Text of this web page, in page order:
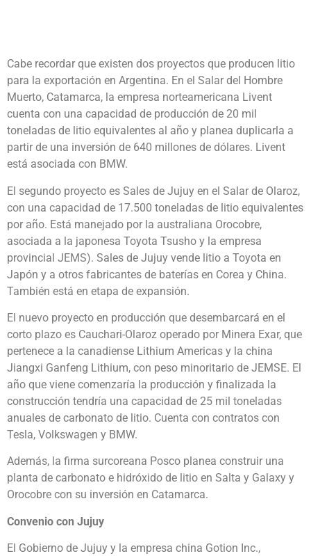
Cabe recordar que existen dos proyectos que producen litio
para la exportación en Argentina. En el Salar del Hombre
Muerto, Catamarca, la empresa norteamericana Livent
cuenta con una capacidad de producción de 20 mil
toneladas de litio equivalentes al año y planea duplicarla a
partir de una inversión de 640 millones de dólares. Livent
está asociada con BMW.
El segundo proyecto es Sales de Jujuy en el Salar de Olaroz,
con una capacidad de 17.500 toneladas de litio equivalentes
por año. Está manejado por la australiana Orocobre,
asociada a la japonesa Toyota Tsusho y la empresa
provincial JEMS). Sales de Jujuy vende litio a Toyota en
Japón y a otros fabricantes de baterías en Corea y China.
También está en etapa de expansión.
El nuevo proyecto en producción que desembarcará en el
corto plazo es Cauchari-Olaroz operado por Minera Exar, que
pertenece a la canadiense Lithium Americas y la china
Jiangxi Ganfeng Lithium, con peso minoritario de JEMSE. El
año que viene comenzaría la producción y finalizada la
construcción tendría una capacidad de 25 mil toneladas
anuales de carbonato de litio. Cuenta con contratos con
Tesla, Volkswagen y BMW.
Además, la firma surcoreana Posco planea construir una
planta de carbonato e hidróxido de litio en Salta y Galaxy y
Orocobre con su inversión en Catamarca.
Convenio con Jujuy
El Gobierno de Jujuy y la empresa china Gotion Inc.,